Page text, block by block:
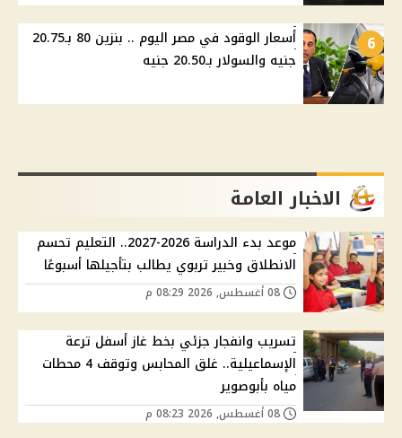
6
أسعار الوقود في مصر اليوم .. بنزين 80 بـ20.75
جنيه والسولار بـ20.50 جنيه
الاخبار العامة
موعد بدء الدراسة 2026-2027.. التعليم تحسم
الانطلاق وخبير تربوي يطالب بتأجيلها أسبوعًا
تسريب وانفجار جزئي بخط غاز أسفل ترعة
الإسماعيلية.. غلق المحابس وتوقف 4 محطات
مياه بأبوصوير